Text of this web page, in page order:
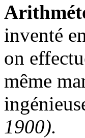
inventé
on
même
1900).